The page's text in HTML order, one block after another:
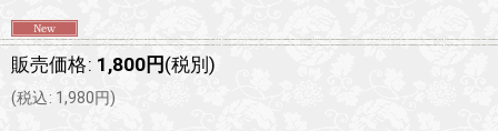
販売価格: 1,800円 (税別)
(税込: 1,980円)